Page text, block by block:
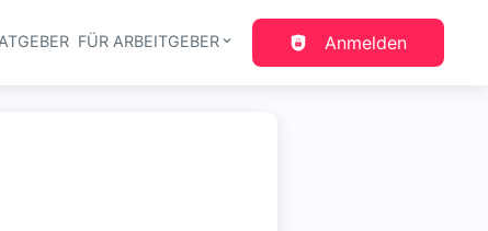
FÜR ARBEITGEBER Anmelden